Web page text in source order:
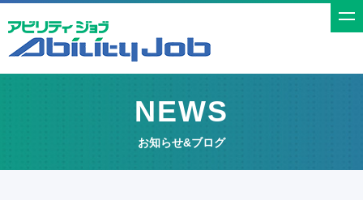
t
a
NEWS
お知らせ&ブログ